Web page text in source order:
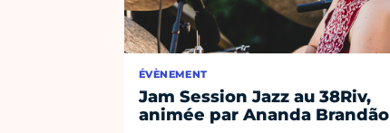
ÉVÈNEMENT
Jam Session Jazz au 38Riv,
animée par Ananda Brandão